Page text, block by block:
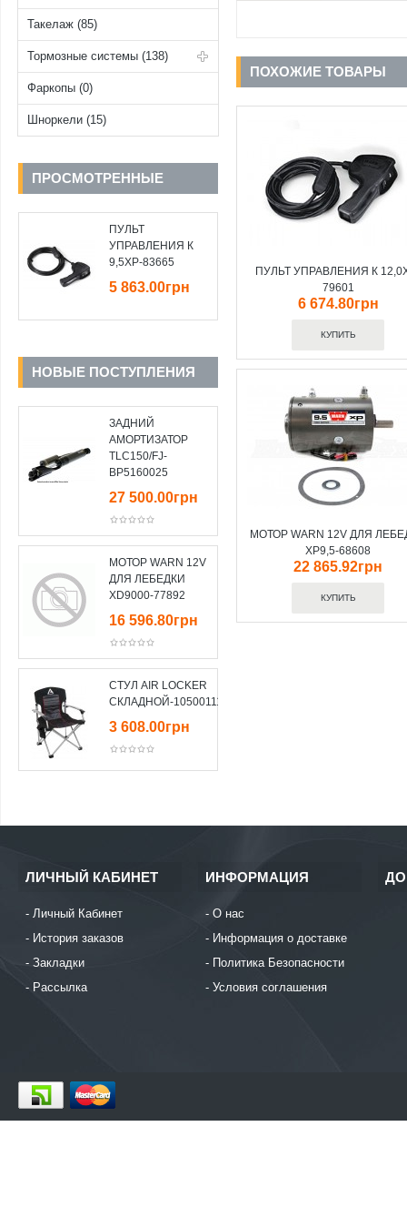
Такелаж (85)
Тормозные системы (138)
Фаркопы (0)
Шноркели (15)
ПРОСМОТРЕННЫЕ
ПУЛЬТ
УПРАВЛЕНИЯ К
9,5XP-83665
5 863.00грн
НОВЫЕ ПОСТУПЛЕНИЯ
ЗАДНИЙ
АМОРТИЗАТОР
TLC150/FJ-
BP5160025
27 500.00грн
МОТОР WARN 12V
ДЛЯ ЛЕБЕДКИ
XD9000-77892
16 596.80грн
СТУЛ AIR LOCKER
СКЛАДНОЙ-10500111
3 608.00грн
ПОХОЖИЕ ТОВАРЫ
ПУЛЬТ УПРАВЛЕНИЯ К
79601
6 674.80грн
МОТОР WARN 12V ДЛЯ
XP9,5-68608
22 865.92грн
ЛИЧНЫЙ КАБИНЕТ
Личный Кабинет
История заказов
Закладки
Рассылка
ИНФОРМАЦИЯ
О нас
Информация о доставке
Политика Безопасности
Условия соглашения